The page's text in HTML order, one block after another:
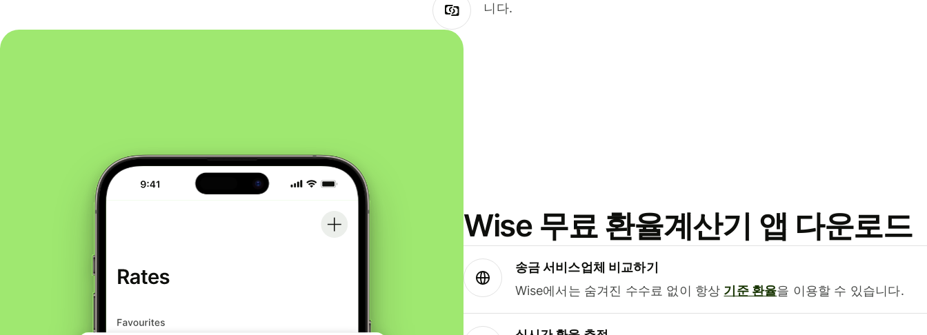
니다.
Wise 무료 환율계산기 앱 다운로드
송금 서비스업체 비교하기
Wise에서는 숨겨진 수수료 없이 항상 기준 환율을 이용할 수 있습니다.